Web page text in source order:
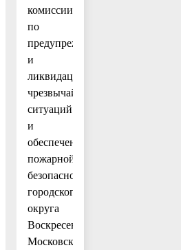
комиссии
по
предупреждению
и
ликвидации
чрезвычайных
ситуаций
и
обеспечению
пожарной
безопасности
городского
округа
Воскресенск
Московской